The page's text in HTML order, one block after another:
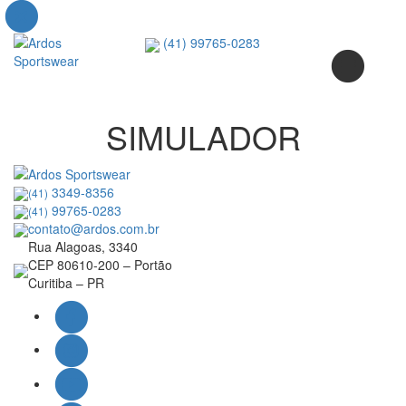
(41) 99765-0283
SIMULADOR
(41) 3349-8356
(41) 99765-0283
contato@ardos.com.br
Rua Alagoas, 3340
CEP 80610-200 – Portão
Curitiba – PR